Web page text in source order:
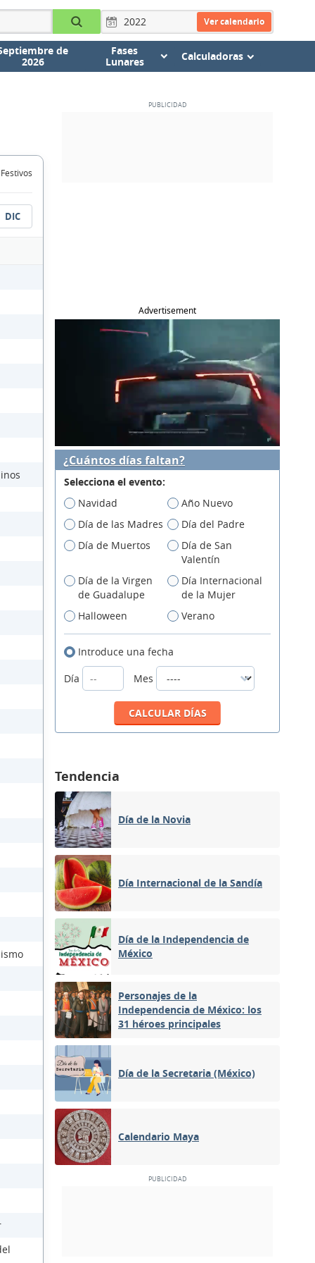
Ver calendario
de
2026
Fases
Lunares
Calculadoras
DIC
Advertisement
¿Cuántos días faltan?
Selecciona el evento:
Navidad
Año Nuevo
Día de las Madres
Día del Padre
Día de Muertos
Día de San
Valentín
Día de la Virgen
de Guadalupe
Día Internacional
de la Mujer
Halloween
Verano
Introduce una fecha
Día
Mes
Tendencia
Día de la Novia
Día Internacional de la Sandía
Día de la Independencia de
México
Personajes de la
Independencia de México: los
31 héroes principales
Día de la Secretaria (México)
Calendario Maya